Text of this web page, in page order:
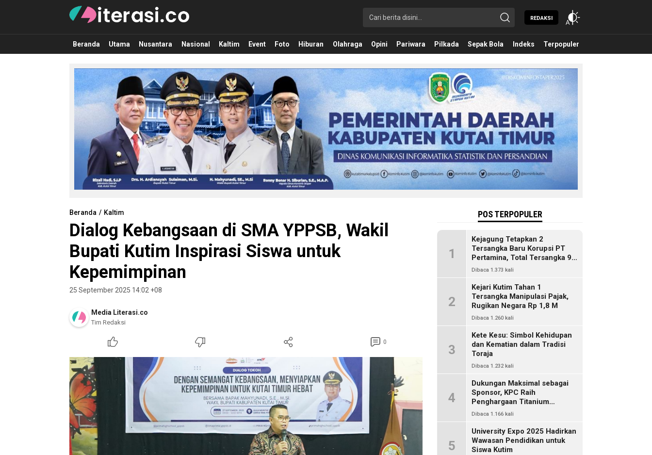
Literasi.co
Pilar Informasi
REDAKSI
Beranda Utama Nusantara Nasional Kaltim Event Foto Hiburan Olahraga Opini Pariwara Pilkada Sepak Bola Indeks Terpopuler
Beranda Kaltim
Dialog Kebangsaan di SMA YPPSB, Wakil
Bupati Kutim Inspirasi Siswa untuk
Kepemimpinan
25 September 2025 14:02 +08
Media Literasi.co
Tim Redaksi
0
POS TERPOPULER
1
Kejagung Tetapkan 2
Tersangka Baru Korupsi PT
Pertamina, Total Tersangka 9
Orang
Dibaca 1.373 kali
2
Kejari Kutim Tahan 1
Tersangka Manipulasi Pajak,
Rugikan Negara Rp 1,8 M
Dibaca 1.260 kali
3
Kete Kesu: Simbol Kehidupan
dan Kematian dalam Tradisi
Toraja
Dibaca 1.232 kali
4
Dukungan Maksimal sebagai
Sponsor, KPC Raih
Penghargaan Titanium
Pemkab Kutim
Dibaca 1.166 kali
5
University Expo 2025 Hadirkan
Wawasan Pendidikan untuk
Siswa Kutim